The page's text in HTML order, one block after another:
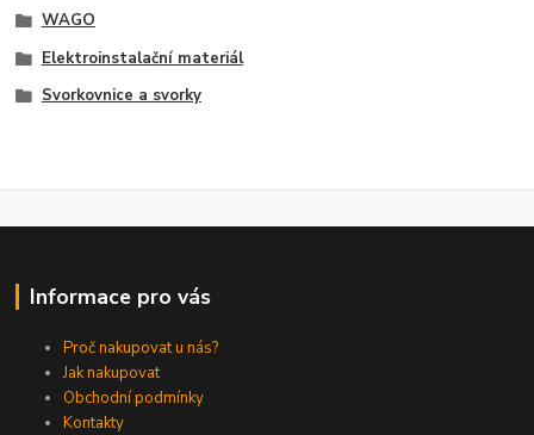
WAGO
Elektroinstalační materiál
Svorkovnice a svorky
Informace pro vás
Proč nakupovat u nás?
Jak nakupovat
Obchodní podmínky
Kontakty